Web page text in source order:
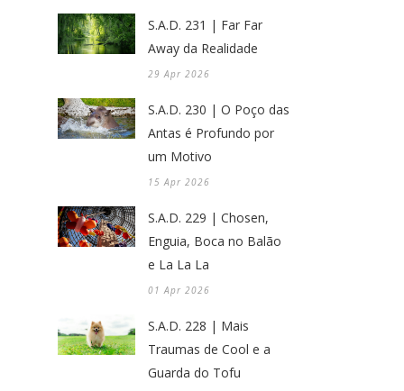
S.A.D. 231 | Far Far
Away da Realidade
29 Apr 2026
S.A.D. 230 | O Poço das
Antas é Profundo por
um Motivo
15 Apr 2026
S.A.D. 229 | Chosen,
Enguia, Boca no Balão
e La La La
01 Apr 2026
S.A.D. 228 | Mais
Traumas de Cool e a
Guarda do Tofu